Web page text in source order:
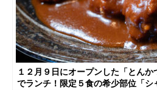
１２月９日にオープンした「とんか
でランチ！限定５食の希少部位「シ